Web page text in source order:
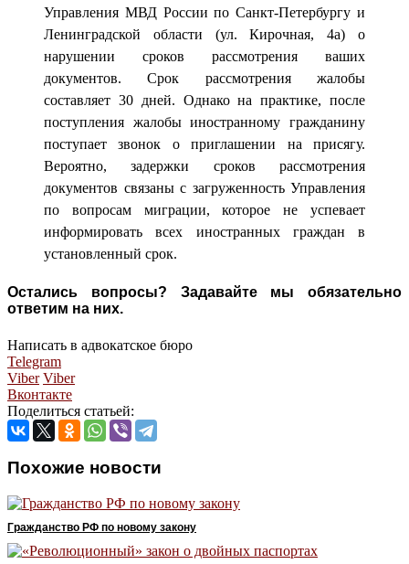
Управления МВД России по Санкт-Петербургу и
Ленинградской области (ул. Кирочная, 4а) о
нарушении сроков рассмотрения ваших
документов. Срок рассмотрения жалобы
составляет 30 дней. Однако на практике, после
поступления жалобы иностранному гражданину
поступает звонок о приглашении на присягу.
Вероятно, задержки сроков рассмотрения
документов связаны с загруженность Управления
по вопросам миграции, которое не успевает
информировать всех иностранных граждан в
установленный срок.
Остались вопросы? Задавайте мы обязательно
ответим на них.
Написать в адвокатское бюро
Telegram
Viber Viber
Вконтакте
Поделиться статьей:
Похожие новости
Гражданство РФ по новому закону